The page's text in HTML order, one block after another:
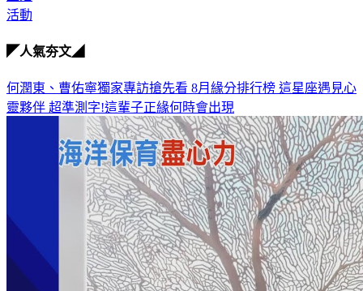
活動
◤人氣夯文◢
何潤東、曹佑寧獨家專訪搶先看 8月緣分排行榜 這星座遇見心
靈夥伴 超準測字!這輩子正緣何時會出現